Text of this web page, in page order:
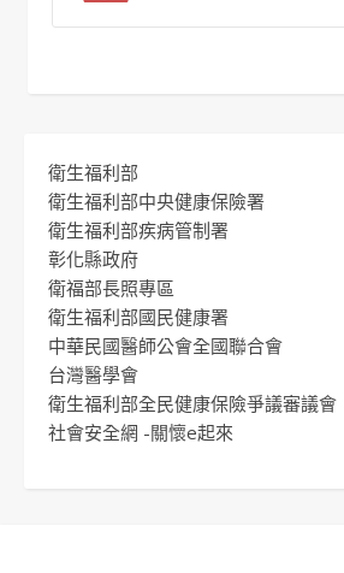
衛生福利部
衛生福利部中央健康保險署
衛生福利部疾病管制署
彰化縣政府
衛福部長照專區
衛生福利部國民健康署
中華民國醫師公會全國聯合會
台灣醫學會
衛生福利部全民健康保險爭議審議會
社會安全網 -關懷e起來